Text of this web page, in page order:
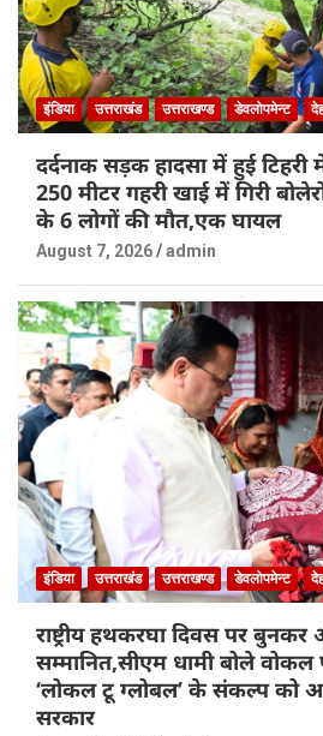
इंडिया उत्तराखंड उत्तराखण्ड डेवलोपमेन्ट
दर्दनाक सड़क हादसा में हुई टिहरी
250 मीटर गहरी खाई में गिरी
के 6 लोगों की मौत,एक घायल
August 7, 2026 admin
इंडिया उत्तराखंड उत्तराखण्ड डेवलोपमेन्ट
राष्ट्रीय हथकरघा दिवस पर
सम्मानित,सीएम धामी बोले
‘लोकल टू ग्लोबल’ के संकल्प को
सरकार